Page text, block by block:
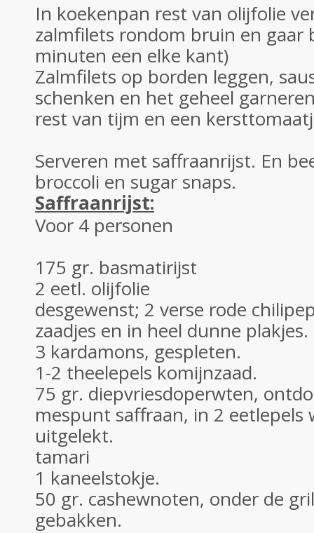
In koekenpan rest van olijfolie
zalmfilets rondom bruin en gaar
minuten een elke kant)
Zalmfilets op borden leggen,
schenken en het geheel
rest van tijm en een
Serveren met saffraanrijst. En
broccoli en sugar snaps.
Saffraanrijst:
Voor 4 personen
175 gr. basmatirijst
2 eetl. olijfolie
desgewenst; 2 verse rode
zaadjes en in heel dunne plakjes.
3 kardamons, gespleten.
1-2 theelepels komijnzaad.
75 gr. diepvriesdoperwten,
mespunt saffraan, in 2 eetlepels
uitgelekt.
tamari
1 kaneelstokje.
50 gr. cashewnoten, onder de
gebakken.